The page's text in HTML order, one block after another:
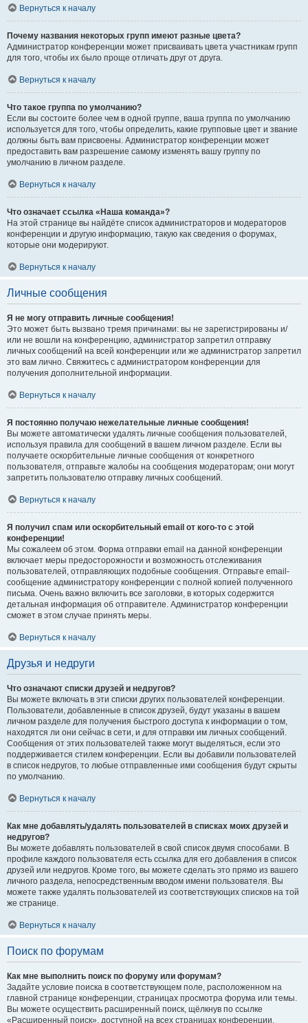
Вернуться к началу
Почему названия некоторых групп имеют разные цвета?
Администратор конференции может присваивать цвета участникам групп
для того, чтобы их было проще отличать друг от друга.
Вернуться к началу
Что такое группа по умолчанию?
Если вы состоите более чем в одной группе, ваша группа по умолчанию
используется для того, чтобы определить, какие групповые цвет и звание
должны быть вам присвоены. Администратор конференции может
предоставить вам разрешение самому изменять вашу группу по
умолчанию в личном разделе.
Вернуться к началу
Что означает ссылка «Наша команда»?
На этой странице вы найдёте список администраторов и модераторов
конференции и другую информацию, такую как сведения о форумах,
которые они модерируют.
Вернуться к началу
Личные сообщения
Я не могу отправить личные сообщения!
Это может быть вызвано тремя причинами: вы не зарегистрированы и/
или не вошли на конференцию, администратор запретил отправку
личных сообщений на всей конференции или же администратор запретил
это вам лично. Свяжитесь с администратором конференции для
получения дополнительной информации.
Вернуться к началу
Я постоянно получаю нежелательные личные сообщения!
Вы можете автоматически удалять личные сообщения пользователей,
используя правила для сообщений в вашем личном разделе. Если вы
получаете оскорбительные личные сообщения от конкретного
пользователя, отправьте жалобы на сообщения модераторам; они могут
запретить пользователю отправку личных сообщений.
Вернуться к началу
Я получил спам или оскорбительный email от кого-то с этой
конференции!
Мы сожалеем об этом. Форма отправки email на данной конференции
включает меры предосторожности и возможность отслеживания
пользователей, отправляющих подобные сообщения. Отправьте email-
сообщение администратору конференции с полной копией полученного
письма. Очень важно включить все заголовки, в которых содержится
детальная информация об отправителе. Администратор конференции
сможет в этом случае принять меры.
Вернуться к началу
Друзья и недруги
Что означают списки друзей и недругов?
Вы можете включать в эти списки других пользователей конференции.
Пользователи, добавленные в список друзей, будут указаны в вашем
личном разделе для получения быстрого доступа к информации о том,
находятся ли они сейчас в сети, и для отправки им личных сообщений.
Сообщения от этих пользователей также могут выделяться, если это
поддерживается стилем конференции. Если вы добавили пользователей
в список недругов, то любые отправленные ими сообщения будут скрыты
по умолчанию.
Вернуться к началу
Как мне добавлять/удалять пользователей в списках моих друзей и
недругов?
Вы можете добавлять пользователей в свой список двумя способами. В
профиле каждого пользователя есть ссылка для его добавления в список
друзей или недругов. Кроме того, вы можете сделать это прямо из вашего
личного раздела, непосредственным вводом имени пользователя. Вы
можете также удалять пользователей из соответствующих списков на той
же странице.
Вернуться к началу
Поиск по форумам
Как мне выполнить поиск по форуму или форумам?
Задайте условие поиска в соответствующем поле, расположенном на
главной странице конференции, страницах просмотра форума или темы.
Вы можете осуществить расширенный поиск, щёлкнув по ссылке
«Расширенный поиск», доступной на всех страницах конференции.